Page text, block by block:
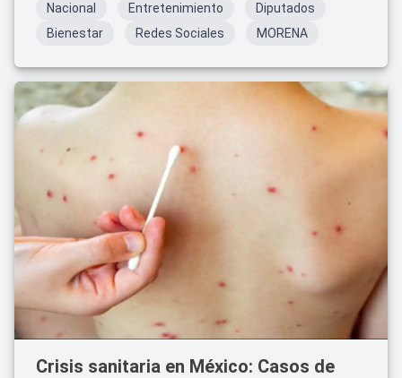
Nacional Entretenimiento
Diputados
Bienestar
Redes Sociales MORENA
Crisis sanitaria en México: Casos de